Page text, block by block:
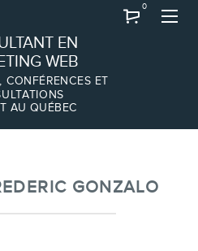
EN
WEB
CONFÉRENCES ET
AU QUÉBEC
0
GONZALO